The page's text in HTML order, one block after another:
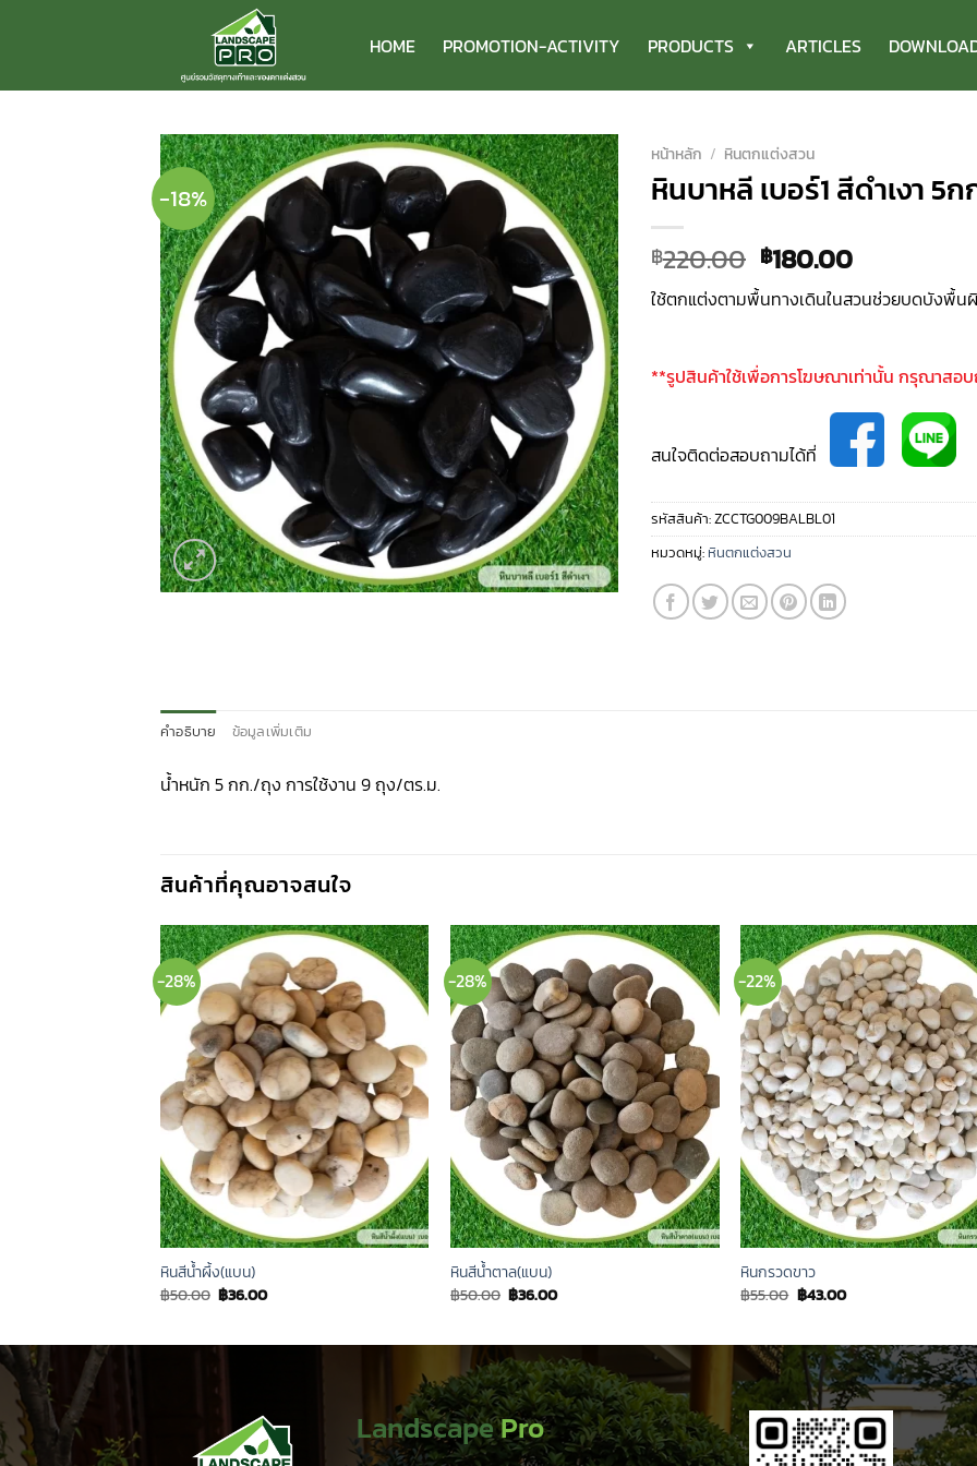
เนื้อหา
HOME PROMOTION-ACTIVITY PRODUCTS ARTICLES
-18%
หน้าหลัก / หินตกแต่งสวน
หินบาหลี เบอร์1 สีดำเงา 5ก
฿220.00 Original
price
was:
฿180.00Current
price
is:
ใช้ตกแต่งตามพื้นทางเดินในสวนช่วยบดบังพื้น
**รูปสินค้าใช้เพื่อการโฆษณาเท่านั้น กรุณาสอ
สนใจติดต่อสอบถามได้ที่
รหัสสินค้า:ZCCTG009BALBL01
หมวดหมู่: หินตกแต่งสวน
คำอธิบาย ข้อมูลเพิ่มเติม
น้ำหนัก 5 กก./ถุง การใช้งาน 9 ถุง/ตร.ม.
สินค้าที่คุณอาจสนใจ
-28%
หินสีน้ำผึ้ง(แบน)
฿50.00 Original
price
฿50.00.
฿36.00Current
฿36.00.
-28%
หินสีน้ำตาล(แบน)
฿50.00 Original
price
฿50.00.
฿36.00Current
฿36.00.
-22%
หินกรวดขาว
฿55.00 Original
price
฿55.00.
฿43.00Current
price
฿43.00.
LandscapePro